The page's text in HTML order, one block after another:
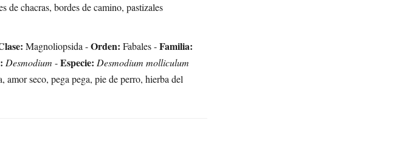
de chacras, bordes de camino, pastizales
Magnoliopsida -Orden: Fabales -Familia:
Desmodium -Especie: Desmodium molliculum
amor seco, pega pega, pie de perro, hierba del